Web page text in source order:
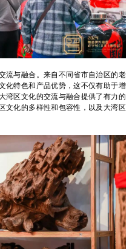
流与融合。来自不同省市自治区的老
化特色和产品优势，这不仅有助于增
湾区文化的交流与融合提供了有力的
文化的多样性和包容性，以及大湾区